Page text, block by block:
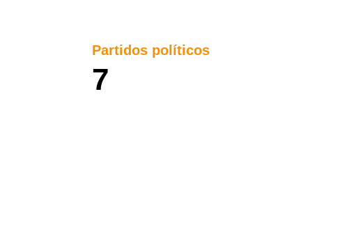
Partidos políticos
7